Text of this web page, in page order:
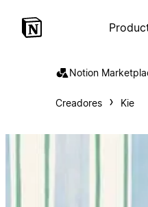
Notion
Creadores Kie